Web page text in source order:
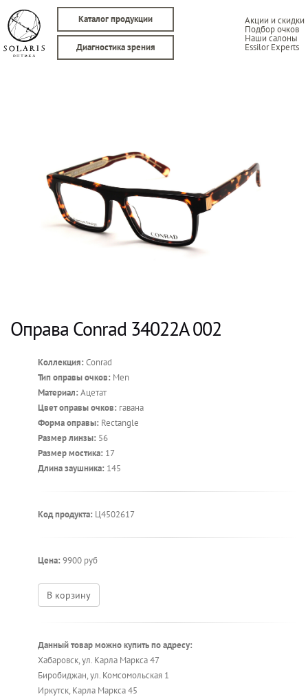
Каталог продукции Акции и скидки
Подбор очков
Наши салоны
Essilor Experts
Диагностика зрения
Оправа Conrad 34022A 002
Коллекция: Conrad
Тип оправы очков: Men
Материал: Ацетат
Цвет оправы очков: гавана
Форма оправы: Rectangle
Размер линзы: 56
Размер мостика: 17
Длина заушника: 145
Код продукта: Ц4502617
Цена: 9900 руб
В корзину
Данный товар можно купить по адресу:
Хабаровск, ул. Карла Маркса 47
Биробиджан, ул. Комсомольская 1
Иркутск, Карла Маркса 45